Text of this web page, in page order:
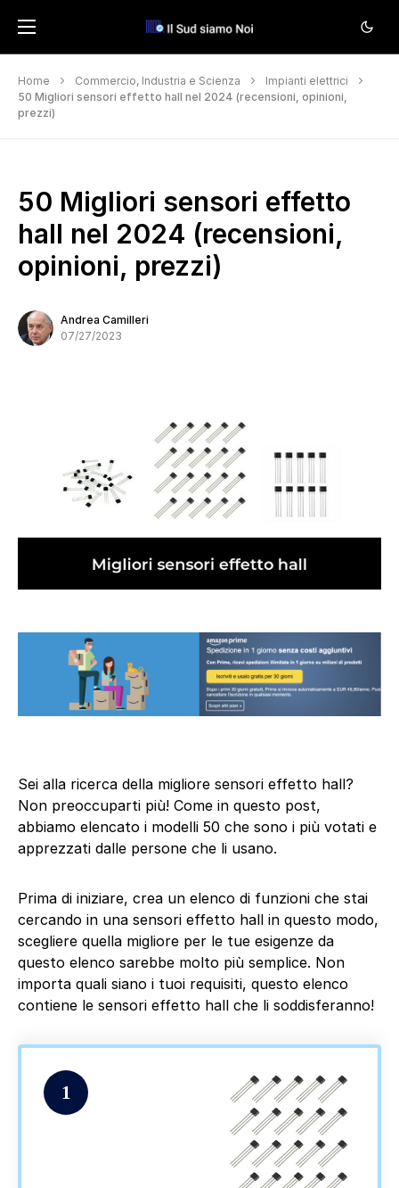
Home Commercio, Industria e Scienza
Impianti elettrici
50 Migliori sensori effetto hall nel 2024 (recensioni, opinioni,
prezzi)
50 Migliori sensori effetto
hall nel 2024 (recensioni,
opinioni, prezzi)
Andrea Camilleri
07/27/2023
Sei alla ricerca della migliore sensori effetto hall?
Non preoccuparti più! Come in questo post,
abbiamo elencato i modelli 50 che sono i più votati e
apprezzati dalle persone che li usano.
Prima di iniziare, crea un elenco di funzioni che stai
cercando in una sensori effetto hall in questo modo,
scegliere quella migliore per le tue esigenze da
questo elenco sarebbe molto più semplice. Non
importa quali siano i tuoi requisiti, questo elenco
contiene le sensori effetto hall che li soddisferanno!
1